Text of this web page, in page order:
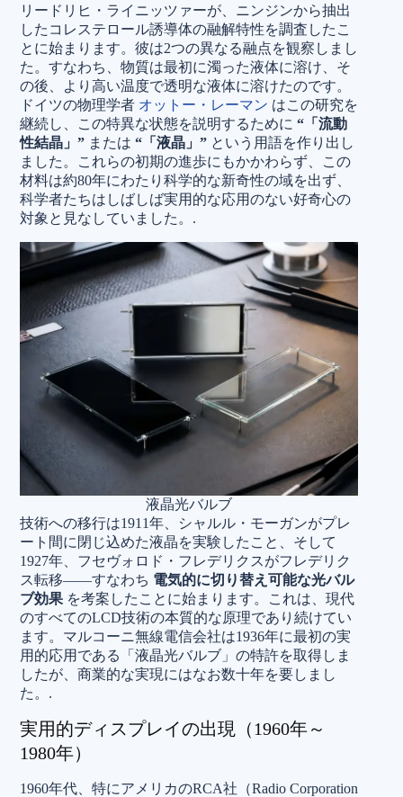
リードリヒ・ライニッツァーが、ニンジンから抽出
したコレステロール誘導体の融解特性を調査したこ
とに始まります。彼は2つの異なる融点を観察しまし
た。すなわち、物質は最初に濁った液体に溶け、そ
の後、より高い温度で透明な液体に溶けたのです。
ドイツの物理学者 オットー・レーマン はこの研究を
継続し、この特異な状態を説明するために “「流動
性結晶」” または “「液晶」” という用語を作り出し
ました。これらの初期の進歩にもかかわらず、この
材料は約80年にわたり科学的な新奇性の域を出ず、
科学者たちはしばしば実用的な応用のない好奇心の
対象と見なしていました。.
液晶光バルブ
技術への移行は1911年、シャルル・モーガンがプレ
ート間に閉じ込めた液晶を実験したこと、そして
1927年、フセヴォロド・フレデリクスがフレデリク
ス転移——すなわち 電気的に切り替え可能な光バル
ブ効果 を考案したことに始まります。これは、現代
のすべてのLCD技術の本質的な原理であり続けてい
ます。マルコーニ無線電信会社は1936年に最初の実
用的応用である「液晶光バルブ」の特許を取得しま
したが、商業的な実現にはなお数十年を要しまし
た。.
実用的ディスプレイの出現（1960年～
1980年）
1960年代、特にアメリカのRCA社（Radio Corporation